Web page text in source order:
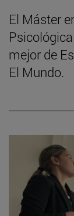
El Máster
mejor de
El Mundo.